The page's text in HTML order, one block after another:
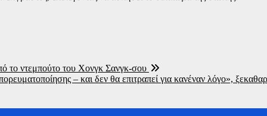
το ντεμπούτο του Χονγκ Σανγκ-σου
– και δεν θα επιτραπεί για κανέναν λόγο»,